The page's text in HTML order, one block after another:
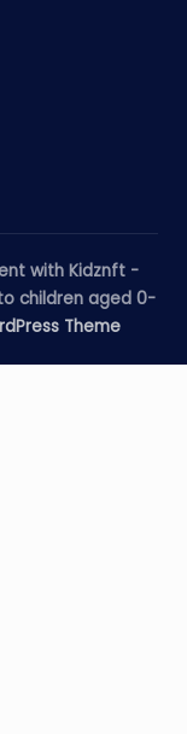
with Kidznft -
children aged 0-
Theme